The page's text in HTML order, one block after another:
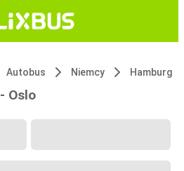
Autobus Niemcy Hamburg
Oslo